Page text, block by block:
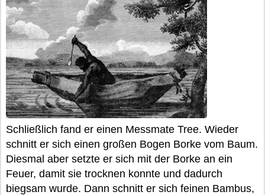
Schließlich fand er einen Messmate Tree. Wieder
schnitt er sich einen großen Bogen Borke vom Baum.
Diesmal aber setzte er sich mit der Borke an ein
Feuer, damit sie trocknen konnte und dadurch
biegsam wurde. Dann schnitt er sich feinen Bambus,